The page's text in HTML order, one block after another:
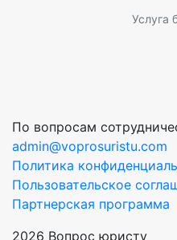
Услуга
По вопросам
admin@voprosuristu.com
Политика
Пользовательское
Партнерская программа
2026 Вопрос юристу